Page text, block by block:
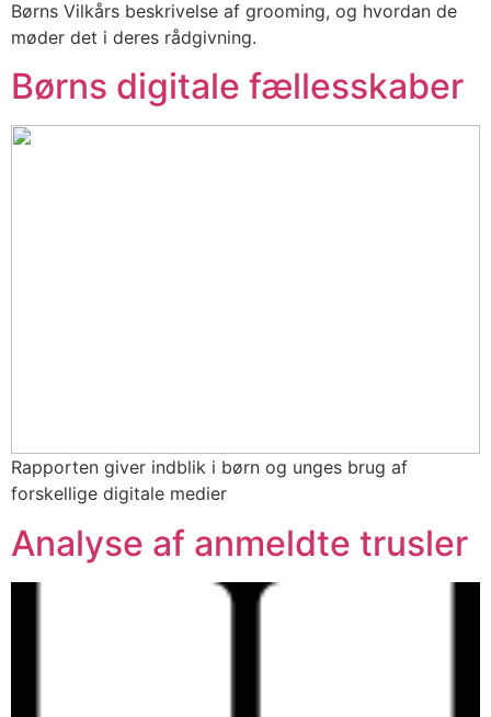
Børns Vilkårs beskrivelse af grooming, og hvordan de
møder det i deres rådgivning.
Børns digitale fællesskaber
Rapporten giver indblik i børn og unges brug af
forskellige digitale medier
Analyse af anmeldte trusler